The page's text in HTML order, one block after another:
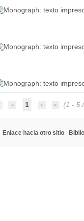
1 (1 - 5
Enlace hacia otro sitio